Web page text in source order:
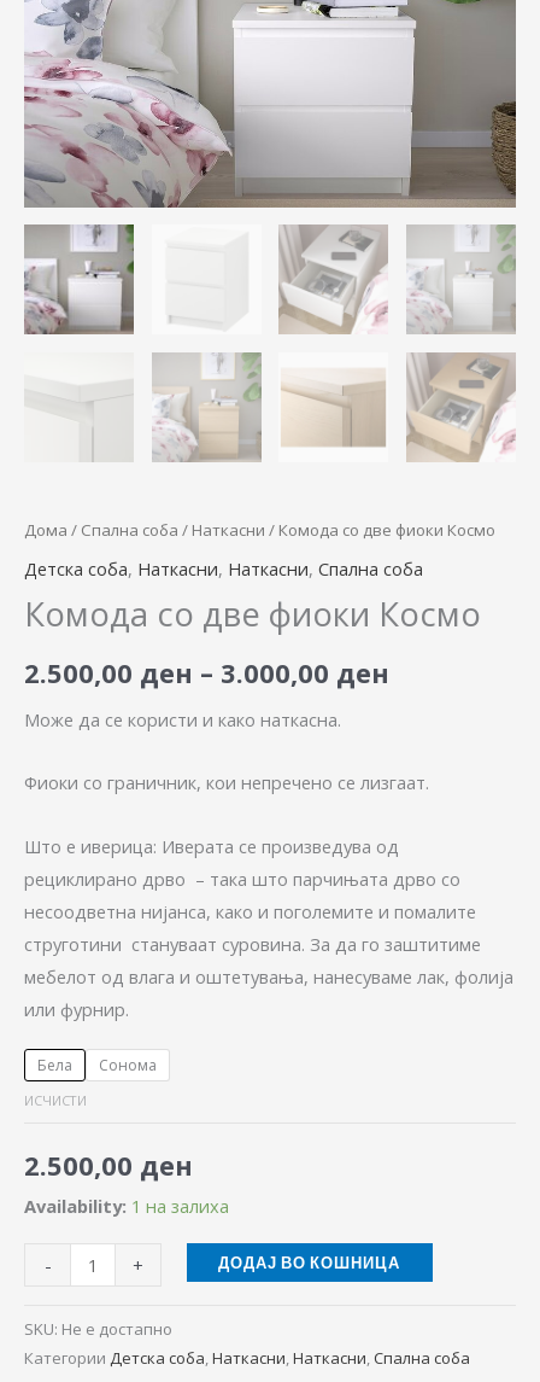
Дома / Спална соба / Наткасни / Комода со две фиоки Космо
Детска соба, Наткасни, Наткасни, Спална соба
Комода со две фиоки Космо
2.500,00 ден – 3.000,00 ден
3.000,00
Може да се користи и како наткасна.
Фиоки со граничник, кои непречено се лизгаат.
Што е иверица: Иверата се произведува од
рециклирано дрво – така што парчињата дрво со
несоодветна нијанса, како и поголемите и помалите
струготини стануваат суровина. За да го заштитиме
мебелот од влага и оштетувања, нанесуваме лак, фолија
или фурнир.
Бела Сонома
ИСЧИСТИ
2.500,00 ден
Availability: 1 на залиха
-
количина
+ ДОДАЈ ВО КОШНИЦА
SKU: Не е достапно
Категории Детска соба,Наткасни,Наткасни, Спална соба